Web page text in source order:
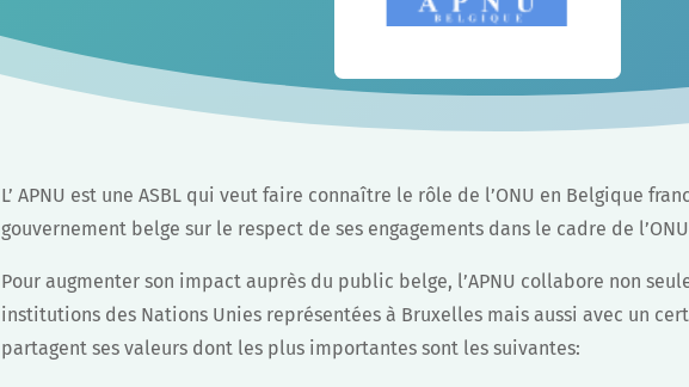
L’ APNU est une ASBL qui veut faire connaître le rôle de l’ONU en Belgique
gouvernement belge sur le respect de ses engagements dans le cadre de
Pour augmenter son impact auprès du public belge, l’APNU collabore non
institutions des Nations Unies représentées à Bruxelles mais aussi avec un
partagent ses valeurs dont les plus importantes sont les suivantes: